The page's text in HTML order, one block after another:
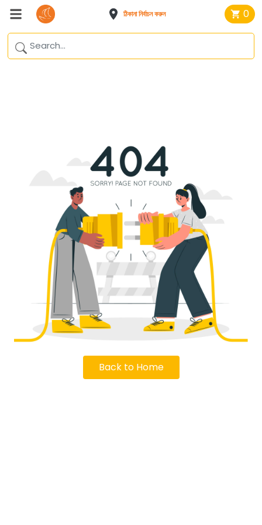
ঠিকানা নির্বাচন করুন 0
Back to Home